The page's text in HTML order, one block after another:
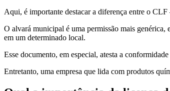
Aqui, é importante destacar a diferença entre o
O alvará municipal é uma permissão mais
em um determinado local.
Esse documento, em especial, atesta a
Entretanto, uma empresa que lida com produtos